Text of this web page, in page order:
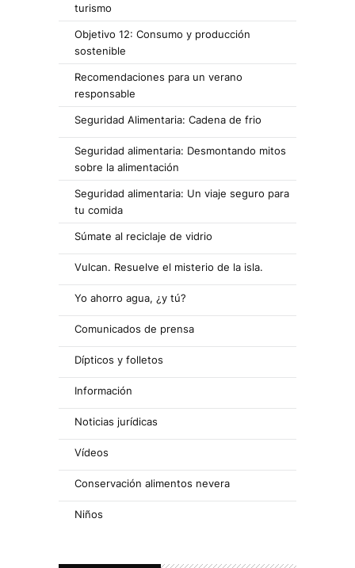
turismo
Objetivo 12: Consumo y producción
sostenible
Recomendaciones para un verano
responsable
Seguridad Alimentaria: Cadena de frio
Seguridad alimentaria: Desmontando mitos
sobre la alimentación
Seguridad alimentaria: Un viaje seguro para
tu comida
Súmate al reciclaje de vidrio
Vulcan. Resuelve el misterio de la isla.
Yo ahorro agua, ¿y tú?
Comunicados de prensa
Dípticos y folletos
Información
Noticias jurídicas
Vídeos
Conservación alimentos nevera
Niños